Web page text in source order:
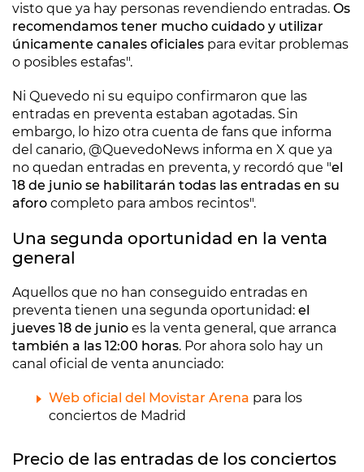
visto que ya hay personas revendiendo entradas. Os
recomendamos tener mucho cuidado y utilizar
únicamente canales oficiales para evitar problemas
o posibles estafas".
Ni Quevedo ni su equipo confirmaron que las
entradas en preventa estaban agotadas. Sin
embargo, lo hizo otra cuenta de fans que informa
del canario, @QuevedoNews informa en X que ya
no quedan entradas en preventa, y recordó que "el
18 de junio se habilitarán todas las entradas en su
aforo completo para ambos recintos".
Una segunda oportunidad en la venta
general
Aquellos que no han conseguido entradas en
preventa tienen una segunda oportunidad: el
jueves 18 de junio es la venta general, que arranca
también a las 12:00 horas. Por ahora solo hay un
canal oficial de venta anunciado:
Web oficial del Movistar Arena para los
conciertos de Madrid
Precio de las entradas de los conciertos